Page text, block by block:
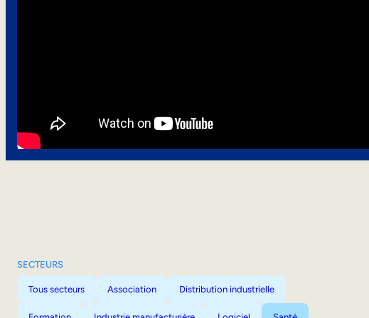
SECTEURS
Tous secteurs Association Distribution industrielle